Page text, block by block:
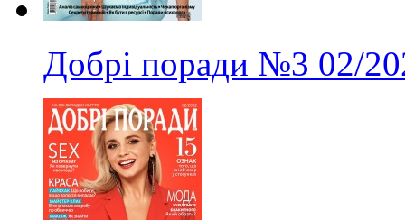
Добрі поради №3 02/